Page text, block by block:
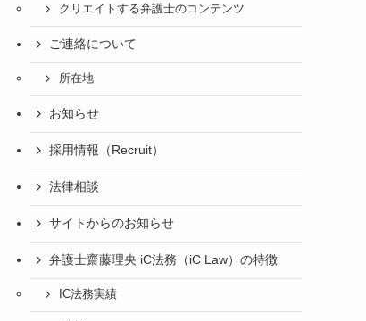
クリエイトする弁護士のコンテンツ
ご連絡について
所在地
お知らせ
採用情報（Recruit）
法律相談
サイトからのお知らせ
弁護士齋藤理央 iC法務（iC Law）の特徴
IC法務実績